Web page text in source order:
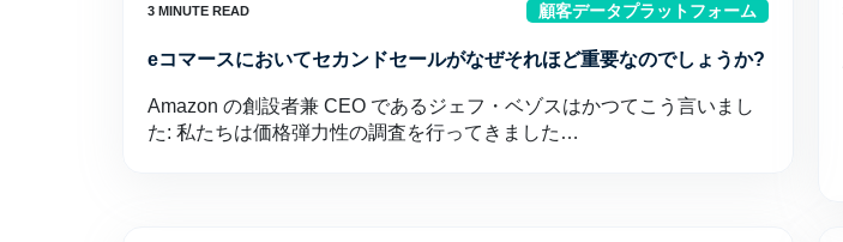
顧客データプラットフォーム
eコマースにおいてセカンドセールがなぜそれほど重要なのでしょうか?
Amazon の創設者兼 CEO であるジェフ・ベゾスはかつてこう言いまし
た: 私たちは価格弾力性の調査を行ってきました…